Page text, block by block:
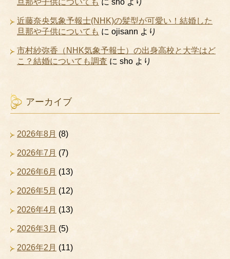
近藤奈央気象予報士(NHK)の髪型が可愛い！結婚した
旦那や子供についても に ojisann より
市村紗弥香（NHK気象予報士）の出身高校と大学はど
こ？結婚についても調査 に sho より
アーカイブ
2026年8月 (8)
2026年7月 (7)
2026年6月 (13)
2026年5月 (12)
2026年4月 (13)
2026年3月 (5)
2026年2月 (11)